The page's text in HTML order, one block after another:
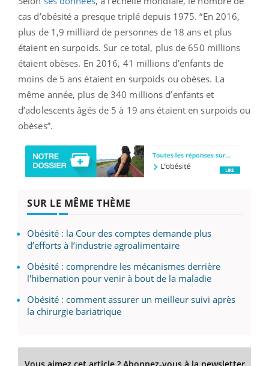
cas d’obésité a presque triplé depuis 1975. “En 2016,
plus de 1,9 milliard de personnes de 18 ans et plus
étaient en surpoids. Sur ce total, plus de 650 millions
étaient obèses. En 2016, 41 millions d’enfants de
moins de 5 ans étaient en surpoids ou obèses. La
même année, plus de 340 millions d’enfants et
d’adolescents âgés de 5 à 19 ans étaient en surpoids ou
obèses”.
SUR LE MÊME THÈME
Obésité : la Cour des comptes demande plus
d’efforts à l’industrie agroalimentaire
Obésité : comprendre les mécanismes derrière
l'hibernation pour venir à bout de la maladie
Obésité : comment assurer un meilleur suivi après
la chirurgie bariatrique